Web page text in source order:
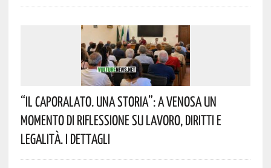
“Il Caporalato. Una Storia”: A Venosa Un
Momento Di Riflessione Su Lavoro, Diritti E
Legalità. I Dettagli